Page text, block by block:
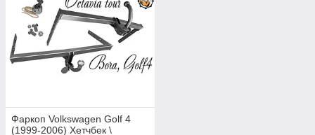
Фаркоп Volkswagen Golf 4
(1999-2006) Хетчбек \